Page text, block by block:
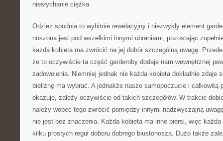
niesłychanie ciężka
Odzież spodnia to wybitnie rewelacyjny i niezwykły element
noszona jest pod wszelkimi innymi ubraniami, pozostając
każda kobieta ma zwrócić na jej dobór szczególną uwagę.
że to oczywiście ta część garderoby dodaje nam wewnętrznej
zadowolenia. Niemniej jednak nie każda kobieta dokładnie zdaje
bieliznę ma wybrać. A jednakże nasze samopoczucie i całkowitą
okazuje, zależy oczywiście od takich szczegółów. W trakcie
należy wobec tego zwrócić pomiędzy innymi nadzwyczajną
nie jest bez znaczenia. Każda kobieta ma inne piersi, więc
kilku prostych reguł doboru dobrego biustonosza. Dużo także